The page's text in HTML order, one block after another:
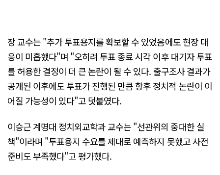
장 교수는 "추가 투표용지를 확보할 수 있었음에도 현장 대
응이 미흡했다"며 "오히려 투표 종료 시각 이후 대기자 투표
를 허용한 결정이 더 큰 논란이 될 수 있다. 출구조사 결과가
공개된 이후에도 투표가 진행된 만큼 향후 정치적 논란이 이
어질 가능성이 있다"고 덧붙였다.
이승근 계명대 정치외교학과 교수는 "선관위의 중대한 실
책"이라며 "투표용지 수요를 제대로 예측하지 못했고 사전
준비도 부족했다"고 평가했다.